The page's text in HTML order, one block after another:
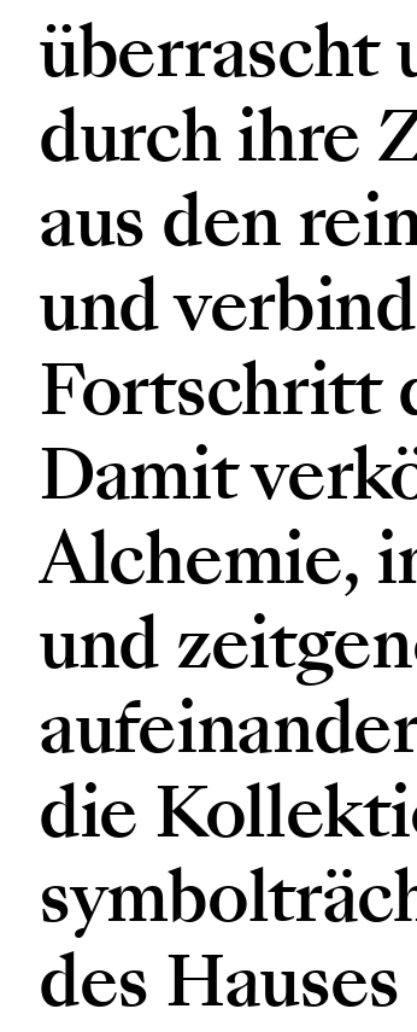
überrascht
durch ihre
aus den
und
Fortschritt
Damit
Alchemie,
und
die
des